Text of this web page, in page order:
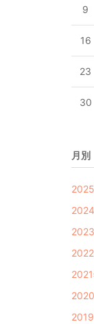
9
16
23
30
月別
2025
2024
2023
2022
2021
2020
2019